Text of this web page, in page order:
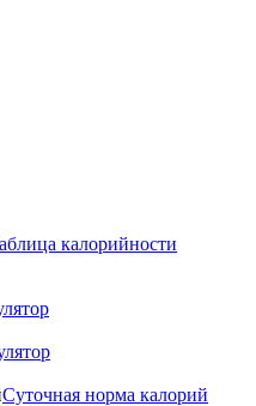
калорийности
Суточная норма калорий